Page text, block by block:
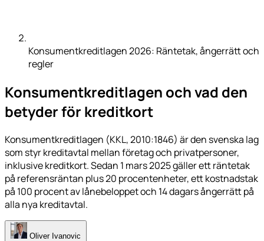
Konsumentkreditlagen 2026: Räntetak, ångerrätt och
regler
Konsumentkreditlagen och vad den
betyder för kreditkort
Konsumentkreditlagen (KKL, 2010:1846) är den svenska lag
som styr kreditavtal mellan företag och privatpersoner,
inklusive kreditkort. Sedan 1 mars 2025 gäller ett räntetak
på referensräntan plus 20 procentenheter, ett kostnadstak
på 100 procent av lånebeloppet och 14 dagars ångerrätt på
alla nya kreditavtal.
Oliver Ivanovic